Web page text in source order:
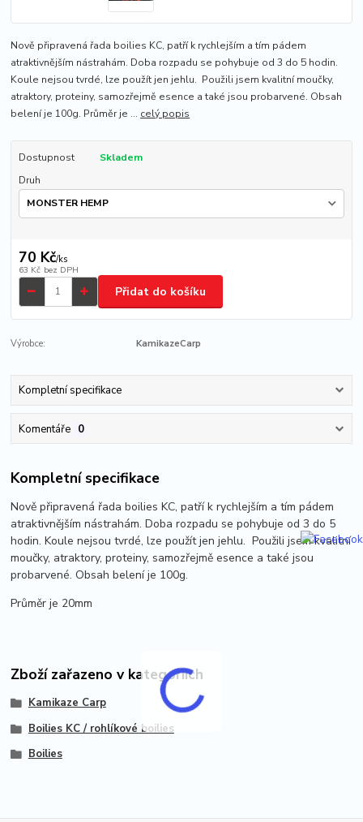
Nově připravená řada boilies KC, patří k rychlejším a tím pádem
atraktivnějším nástrahám. Doba rozpadu se pohybuje od 3 do 5 hodin.
Koule nejsou tvrdé, lze použít jen jehlu. Použili jsem kvalitní moučky,
atraktory, proteiny, samozřejmě esence a také jsou probarvené. Obsah
belení je 100g. Průměr je ... celý popis
Dostupnost
Skladem
Druh
70 Kč/ks
63 Kč bez DPH
Přidat do košíku
Výrobce: KamikazeCarp
Kompletní specifikace
Komentáře 0
Kompletní specifikace
Nově připravená řada boilies KC, patří k rychlejším a tím pádem
atraktivnějším nástrahám. Doba rozpadu se pohybuje od 3 do 5
hodin. Koule nejsou tvrdé, lze použít jen jehlu. Použili jsem kvalitní
moučky, atraktory, proteiny, samozřejmě esence a také jsou
probarvené. Obsah belení je 100g.
Průměr je 20mm
Zboží zařazeno v kategoriích
Kamikaze Carp
Boilies KC / rohlíkové boilies
Boilies